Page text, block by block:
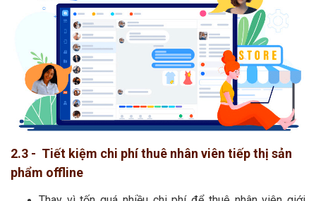
2.3 - Tiết kiệm chi phí thuê nhân viên tiếp thị sản
phẩm offline